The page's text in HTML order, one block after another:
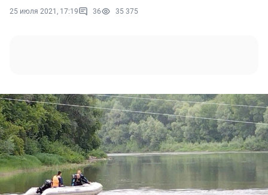
25 июля 2021, 17:19 36 35 375